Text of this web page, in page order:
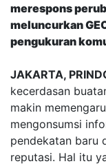
merespons
meluncurkan
pengukuran
JAKARTA,
kecerdasan
makin
mengonsumsi
pendekatan baru
reputasi. Hal itu